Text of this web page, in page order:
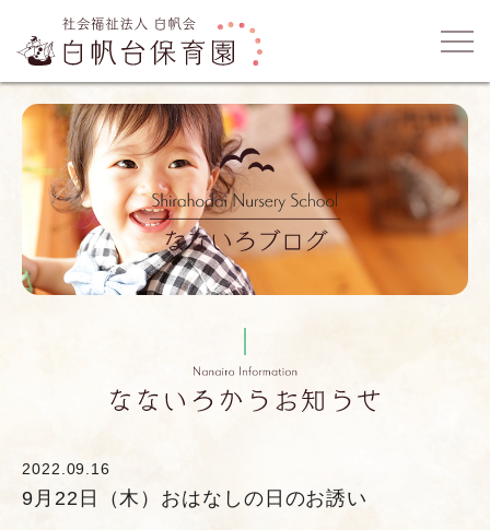
2022.09.16
9月22日（木）おはなしの日のお誘い